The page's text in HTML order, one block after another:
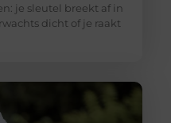
je sleutel breekt af in
dicht of je raakt